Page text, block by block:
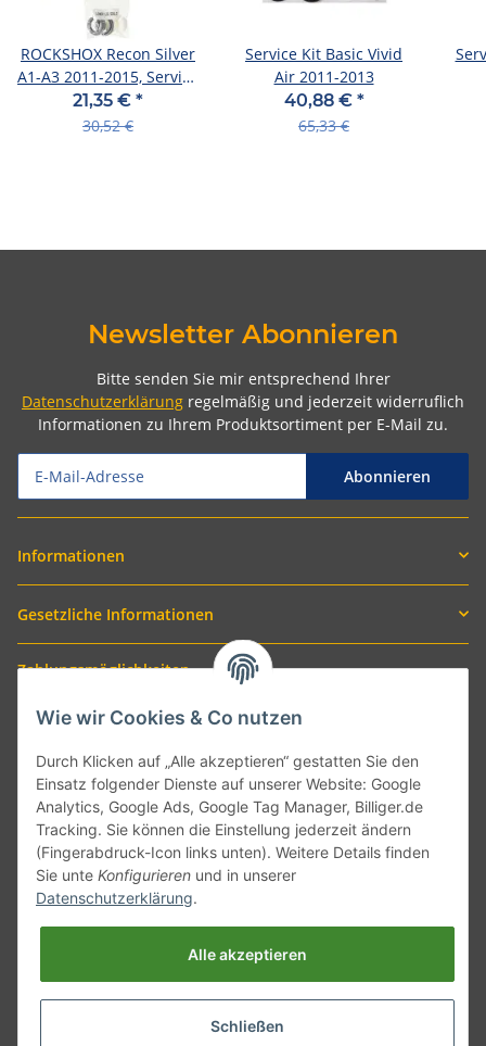
ROCKSHOX Recon Silver
A1-A3 2011-2015, Service
Kit Full
21,35 € *
30,52 €
Service Kit Basic Vivid
Air 2011-2013
40,88 € *
65,33 €
Newsletter Abonnieren
Bitte senden Sie mir entsprechend Ihrer
Datenschutzerklärung regelmäßig und jederzeit widerruflich
Informationen zu Ihrem Produktsortiment per E-Mail zu.
Abonnieren
Informationen
Gesetzliche Informationen
Zahlungsmöglichkeiten
Versand mit
Wie wir Cookies & Co nutzen
Durch Klicken auf „Alle akzeptieren“ gestatten Sie den
Einsatz folgender Dienste auf unserer Website: Google
Analytics, Google Ads, Google Tag Manager, Billiger.de
Tracking. Sie können die Einstellung jederzeit ändern
(Fingerabdruck-Icon links unten). Weitere Details finden
Sie unte Konfigurieren und in unserer
Datenschutzerklärung.
Alle akzeptieren
Schließen